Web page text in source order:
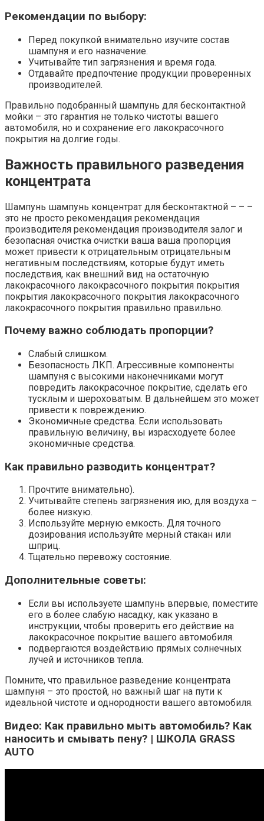
Рекомендации по выбору:
Перед покупкой внимательно изучите состав
шампуня и его назначение.​
Учитывайте тип загрязнения и время года.
Отдавайте предпочтение продукции проверенных
производителей.​
Правильно подобранный шампунь для бесконтактной
мойки – это гарантия не только чистоты вашего
автомобиля, но и сохранение его лакокрасочного
покрытия на долгие годы.
Важность правильного разведения
концентрата
Шампунь шампунь концентрат для бесконтактной – – –
это не просто рекомендация рекомендация
производителя рекомендация производителя залог и
безопасная очистка очистки ваша ваша пропорция
может привести к отрицательным отрицательным
негативным последствиям, которые будут иметь
последствия, как внешний вид на остаточную
лакокрасочного лакокрасочного покрытия покрытия
покрытия лакокрасочного покрытия лакокрасочного
лакокрасочного покрытия правильно правильно.​
Почему важно соблюдать пропорции?​
Слабый слишком.​
Безопасность ЛКП.​ Агрессивные компоненты
шампуня с высокими наконечниками могут
повредить лакокрасочное покрытие, сделать его
тусклым и шероховатым.​ В дальнейшем это может
привести к повреждению.​
Экономичные средства.​ Если использовать
правильную величину, вы израсходуете более
экономичные средства.​
Как правильно разводить концентрат?​
Прочтите внимательно).​
Учитывайте степень загрязнения ию, для воздуха –
более низкую.​
Используйте мерную емкость. Для точного
дозирования используйте мерный стакан или
шприц.​
Тщательно перевожу состояние.​
Дополнительные советы:
Если вы используете шампунь впервые, поместите
его в более слабую насадку, как указано в
инструкции, чтобы проверить его действие на
лакокрасочное покрытие вашего автомобиля.
подвергаются воздействию прямых солнечных
лучей и источников тепла.​
Помните, что правильное разведение концентрата
шампуня – это простой, но важный шаг на пути к
идеальной чистоте и однородности вашего автомобиля.​
Видео: Как правильно мыть автомобиль? Как
наносить и смывать пену? | ШКОЛА GRASS
AUTO